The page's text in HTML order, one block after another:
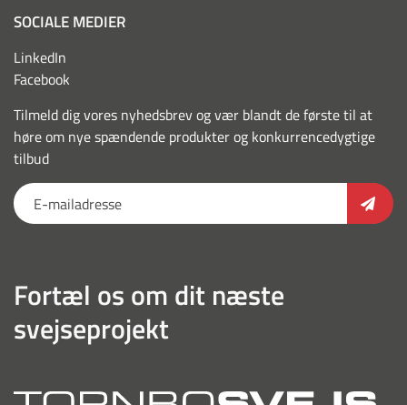
SOCIALE MEDIER
LinkedIn
Facebook
Tilmeld dig vores nyhedsbrev og vær blandt de første til at
høre om nye spændende produkter og konkurrencedygtige
tilbud
Fortæl os om dit næste
svejseprojekt